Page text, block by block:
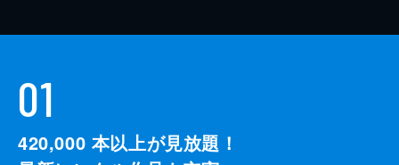
01
420,000 本以上が見放題！